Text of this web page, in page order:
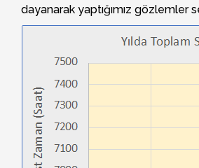
dayanarak yaptığımız gözlemler